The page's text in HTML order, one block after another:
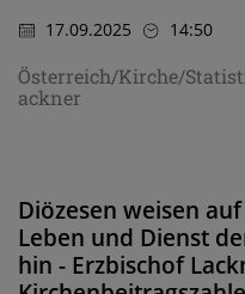
17.09.2025 14:50
Österreich/Kirche/
ackner
Diözesen weisen
Leben und Dienst
hin - Erzbischof